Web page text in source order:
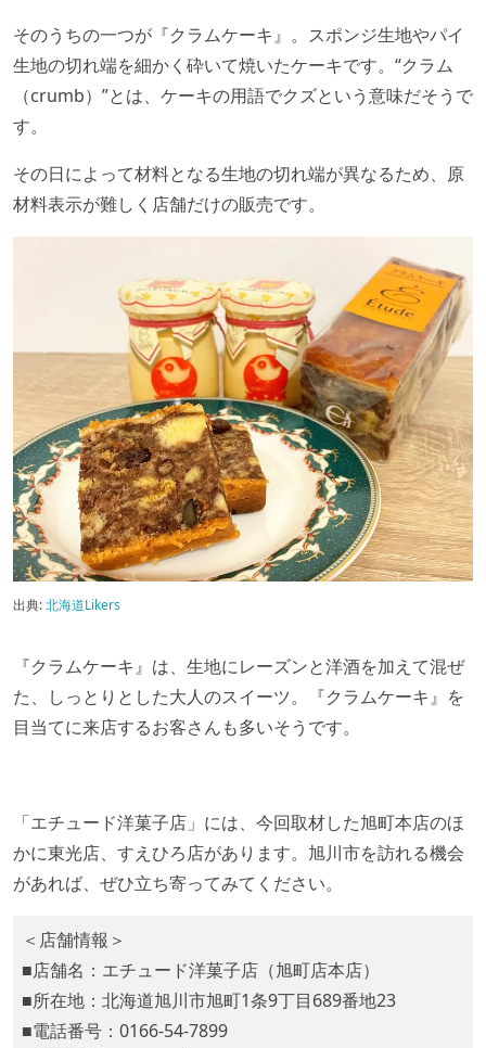
そのうちの一つが『クラムケーキ』。スポンジ生地やパイ
生地の切れ端を細かく砕いて焼いたケーキです。“クラム
（crumb）”とは、ケーキの用語でクズという意味だそうで
す。
その日によって材料となる生地の切れ端が異なるため、原
材料表示が難しく店舗だけの販売です。
出典:北海道Likers
『クラムケーキ』は、生地にレーズンと洋酒を加えて混ぜ
た、しっとりとした大人のスイーツ。『クラムケーキ』を
目当てに来店するお客さんも多いそうです。
「エチュード洋菓子店」には、今回取材した旭町本店のほ
かに東光店、すえひろ店があります。旭川市を訪れる機会
があれば、ぜひ立ち寄ってみてください。
＜店舗情報＞
■店舗名：エチュード洋菓子店（旭町店本店）
■所在地：北海道旭川市旭町1条9丁目689番地23
■電話番号：0166-54-7899